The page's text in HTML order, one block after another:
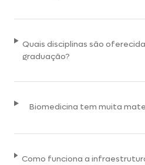
Quais disciplinas são
graduação?
Biomedicina tem muita
Como funciona a